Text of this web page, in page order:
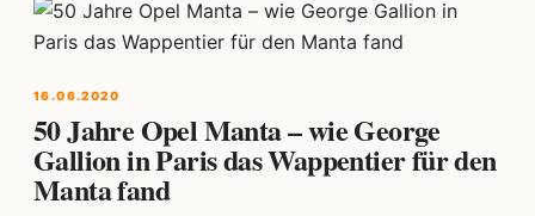
16.06.2020
50 Jahre Opel Manta – wie George
Gallion in Paris das Wappentier für den
Manta fand